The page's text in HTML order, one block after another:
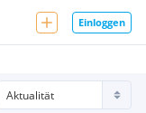
Einloggen